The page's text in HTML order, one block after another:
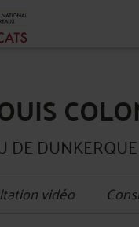
DE DUNKERQUE
vidéo